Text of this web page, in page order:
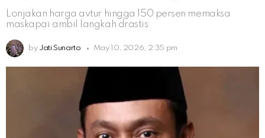
Lonjakan harga avtur hingga 150 persen memaksa
maskapai ambil langkah drastis
by Jati Sunarto May 10, 2026, 2:35 pm